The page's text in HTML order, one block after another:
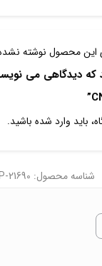
این محصول نوشته
که دیدگاهی می
باید وارد شده باشید.
شناسه محصول: AKP-21690